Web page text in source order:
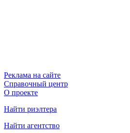
Реклама на сайте
Справочный центр
О проекте
Найти риэлтера
Найти агентство